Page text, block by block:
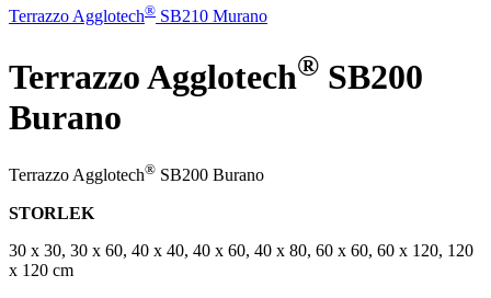
Terrazzo Agglotech® SB210 Murano
Terrazzo Agglotech® SB200
Burano
Terrazzo Agglotech® SB200 Burano
STORLEK
30 x 30, 30 x 60, 40 x 40, 40 x 60, 40 x 80, 60 x 60, 60 x 120, 120
x 120 cm